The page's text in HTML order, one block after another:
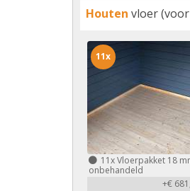
Houten vloer
11xVloerpakket 18
onbehandeld
+€
11x